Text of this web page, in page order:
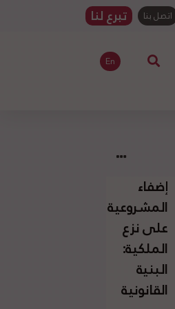
اتصل بنا تبرع لنا
En
إضفاء
المشروعية
على نزع
الملكية:
البنية
القانونية